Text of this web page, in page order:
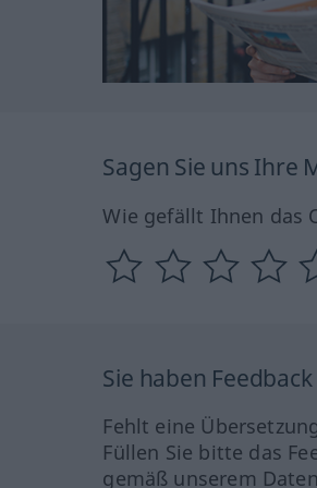
Sagen Sie uns Ihre
Wie gefällt Ihnen das
Sie haben
Fehlt eine
Füllen Sie bitte das
gemäß unserem